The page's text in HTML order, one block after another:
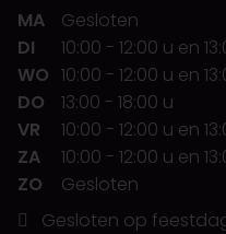
MA
Gesloten
DI
10:00 - 12:00 u en
WO 10:00 - 12:00 u en
DO
13:00 - 18:00 u
VR
10:00 - 12:00 u en
ZA
10:00 - 12:00 u en
ZO
Gesloten
Gesloten op